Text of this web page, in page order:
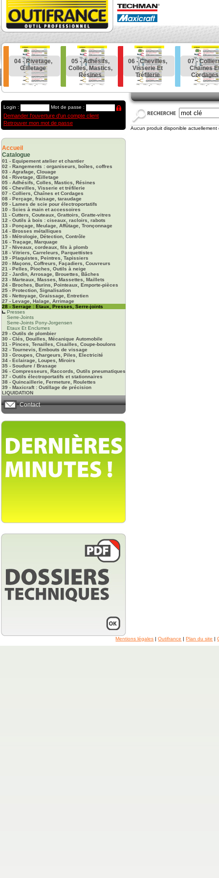
04 - Rivetage,
Œilletage
05 - Adhésifs,
Colles, Mastics,
Résines
06 - Chevilles,
Visserie Et
Tréfilerie
07 -
Chaînes
Cordages
Login : Mot de passe :
Demander l'ouverture d'un compte client
Retrouver mon mot de passe
Accueil
Catalogue
01 - Equipement atelier et chantier
02 - Rangements : organiseurs, boîtes, coffres
03 - Agrafage, Clouage
04 - Rivetage, Œilletage
05 - Adhésifs, Colles, Mastics, Résines
06 - Chevilles, Visserie et tréfilerie
07 - Colliers, Chaînes et Cordages
08 - Perçage, fraisage, taraudage
09 - Lames de scie pour électroportatifs
10 - Scies à main et accessoires
11 - Cutters, Couteaux, Grattoirs, Gratte-vitres
12 - Outils à bois : ciseaux, racloirs, rabots
13 - Ponçage, Meulage, Affûtage, Tronçonnage
14 - Brosses métalliques
15 - Métrologie, Détection, Contrôle
16 - Traçage, Marquage
17 - Niveaux, cordeaux, fils à plomb
18 - Vitriers, Carreleurs, Parquettistes
19 - Plaquistes, Peintres, Tapissiers
20 - Maçons, Coffreurs, Façadiers, Couvreurs
21 - Pelles, Pioches, Outils à neige
22 - Jardin, Arrosage, Brouettes, Bâches
23 - Marteaux, Masses, Massettes, Maillets
24 - Broches, Burins, Pointeaux, Emporte-pièces
25 - Protection, Signalisation
26 - Nettoyage, Graissage, Entretien
27 - Levage, Halage, Arrimage
28 - Serrage : Etaux, Presses, Serre-joints
Presses
Serre-Joints
Serre-Joints Pony-Jorgensen
Etaux Et Enclumes
29 - Outils de plombier
30 - Clés, Douilles, Mécanique Automobile
31 - Pinces, Tenailles, Cisailles, Coupe-boulons
32 - Tournevis, Embouts de vissage
33 - Groupes, Chargeurs, Piles, Electricité
34 - Eclairage, Loupes, Miroirs
35 - Soudure / Brasage
36 - Compresseurs, Raccords, Outils pneumatiques
37 - Outils électroportatifs et stationnaires
38 - Quincaillerie, Fermeture, Roulettes
39 - Maxicraft : Outillage de précision
LIQUIDATION
Contact
Aucun produit disponible actuellement
Mentions légales |Outifrance |Plan du site |